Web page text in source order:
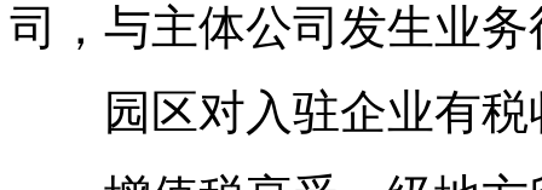
司，与主体公司发生业务
园区对入驻企业有税